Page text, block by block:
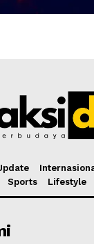
Sports Lifestyle